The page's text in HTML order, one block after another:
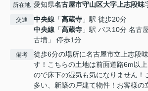
所在地 愛知県名古屋市守山区大字上志段味
交通 中央線 「高蔵寺 」駅 徒歩20分
中央線 「高蔵寺 」駅 バス10分 名古
古墳」 停歩1分
備考
徒歩6分の場所に名古屋市立上志段
す！こちらの土地は前面道路6m以
ので床下の湿気も気になりません！
多い、新築の戸建て物件！お客様の